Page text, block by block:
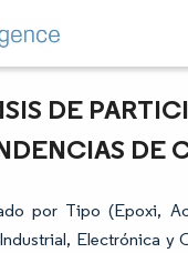
DE
DE
por Tipo (Epoxi,
Electrónica y